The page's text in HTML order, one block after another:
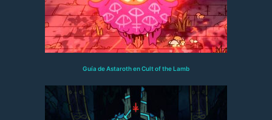
Guía de Astaroth en Cult of the Lamb